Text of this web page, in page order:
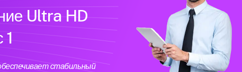
Ultra HD
1
стабильный